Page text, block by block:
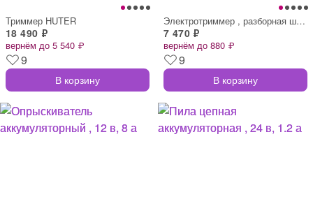
Триммер HUTER
18 490 ₽
вернём до 5 540 ₽
9
В корзину
Электротриммер , разборная штанга, катуш
7 470 ₽
вернём до 880 ₽
9
В корзину